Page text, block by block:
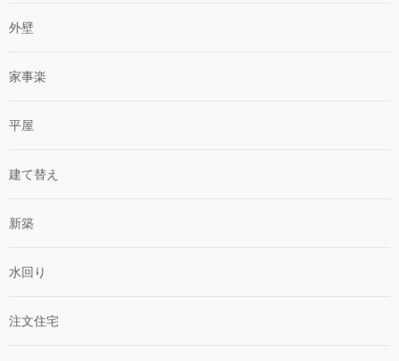
外壁
家事楽
平屋
建て替え
新築
水回り
注文住宅